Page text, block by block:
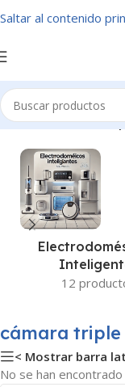
Saltar al contenido
Inicio/Productos
12
cámara triple
< Mostrar barra
No se han